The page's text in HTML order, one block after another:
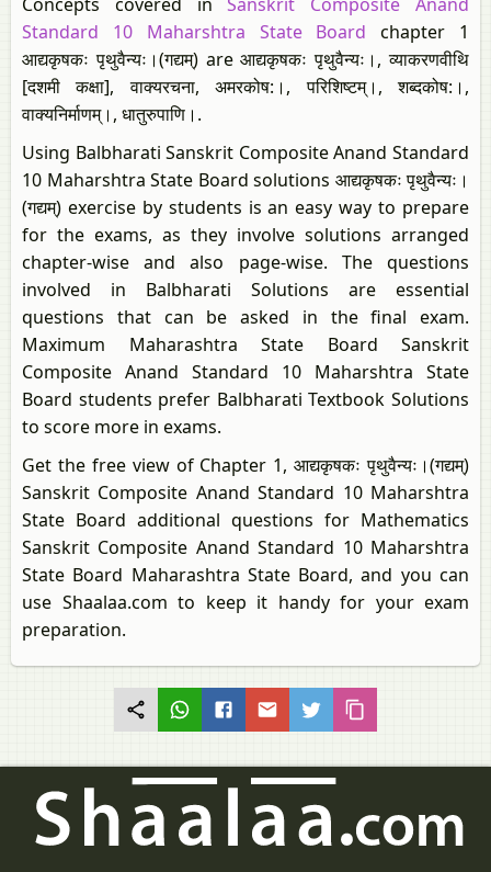
Standard 10 Maharshtra State Board chapter 1
आद्यकृषकः पृथुवैन्यः।(गद्यम्‌) are आद्यकृषकः पृथुवैन्यः।, व्याकरणवीथि
[दशमी कक्षा], वाक्यरचना, अमरकोष:।​, परिशिष्टम्।​, शब्दकोष:।,
वाक्यनिर्माणम्।, धातुरुपाणि।.
Using Balbharati Sanskrit Composite Anand Standard
10 Maharshtra State Board solutions आद्यकृषकः पृथुवैन्यः।
(गद्यम्‌) exercise by students is an easy way to prepare
for the exams, as they involve solutions arranged
chapter-wise and also page-wise. The questions
involved in Balbharati Solutions are essential
questions that can be asked in the final exam.
Maximum Maharashtra State Board Sanskrit
Composite Anand Standard 10 Maharshtra State
Board students prefer Balbharati Textbook Solutions
to score more in exams.
Get the free view of Chapter 1, आद्यकृषकः पृथुवैन्यः।(गद्यम्‌)
Sanskrit Composite Anand Standard 10 Maharshtra
State Board additional questions for Mathematics
Sanskrit Composite Anand Standard 10 Maharshtra
State Board Maharashtra State Board, and you can
use Shaalaa.com to keep it handy for your exam
preparation.